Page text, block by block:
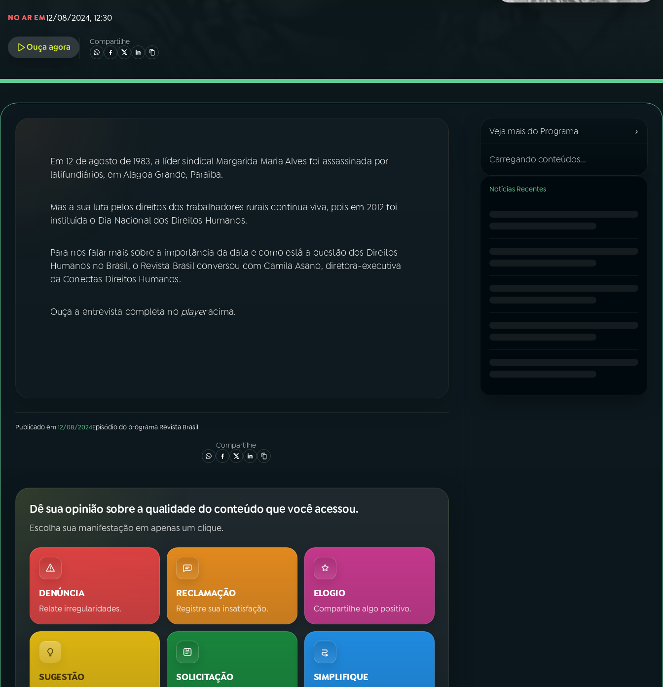
05PODCASTS
FESTIVAL DE MÚSICA
YouTube Facebook
NO AR EM12/08/2024, 12:30
Ouça agora
Compartilhe
Em 12 de agosto de 1983, a líder sindical Margarida Maria Alves foi assassinada por
latifundiários, em Alagoa Grande, Paraíba.
Mas a sua luta pelos direitos dos trabalhadores rurais continua viva, pois em 2012 foi
instituída o Dia Nacional dos Direitos Humanos.
Para nos falar mais sobre a importância da data e como está a questão dos Direitos
Humanos no Brasil, o Revista Brasil conversou com Camila Asano, diretora-executiva
da Conectas Direitos Humanos.
Ouça a entrevista completa no playeracima.
Publicado em12/08/2024Episódiodo programa Revista Brasil
Compartilhe
Dê sua opinião sobre a qualidade do conteúdo que você acessou.
Escolha sua manifestação em apenas um clique.
DENÚNCIA
Relate irregularidades.
RECLAMAÇÃO
Registre sua insatisfação.
ELOGIO
Compartilhe algo positivo.
SUGESTÃO SOLICITAÇÃO SIMPLIFIQUE
Veja mais do Programa ›
Carregando conteúdos...
Notícias Recentes